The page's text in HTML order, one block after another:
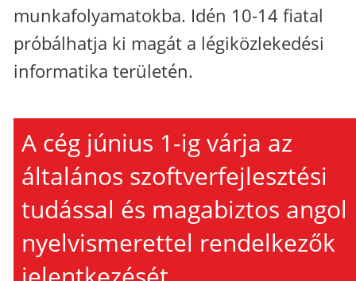
munkafolyamatokba. Idén 10-14 fiatal
próbálhatja ki magát a légiközlekedési
informatika területén.
A cég június 1-ig várja az
általános szoftverfejlesztési
tudással és magabiztos angol
nyelvismerettel rendelkezők